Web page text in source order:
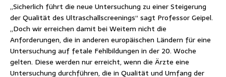
„Sicherlich führt die neue Untersuchung zu einer Steigerung
der Qualität des Ultraschallscreenings“ sagt Professor Geipel.
„Doch wir erreichen damit bei Weitem nicht die
Anforderungen, die in anderen europäischen Ländern für eine
Untersuchung auf fetale Fehlbildungen in der 20. Woche
gelten. Diese werden nur erreicht, wenn die Ärzte eine
Untersuchung durchführen, die in Qualität und Umfang der